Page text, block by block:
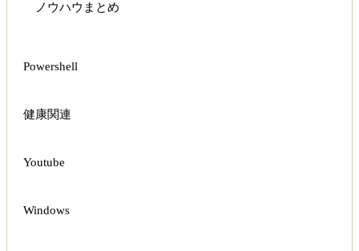
ノウハウまとめ
Powershell
健康関連
Youtube
Windows